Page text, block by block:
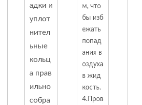
адки и
уплот
нител
ьные
кольц
а прав
ильно
собра
м, что
бы изб
ежать
попад
ания в
оздуха
в жид
кость.
4.Пров